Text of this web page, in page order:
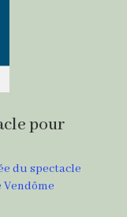
pour
du spectacle
Vendôme